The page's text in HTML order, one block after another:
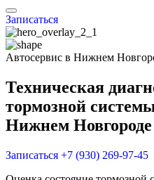
Записаться
Автосервис в Нижнем
Техническая
тормозной
Нижнем Новгороде
Записаться +7 (930) 269-97-45